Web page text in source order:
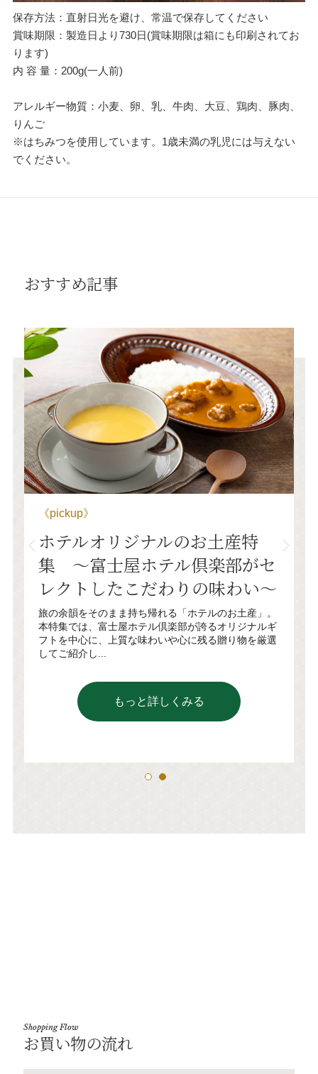
保存方法：直射日光を避け、常温で保存してください
賞味期限：製造日より730日(賞味期限は箱にも印刷されてお
ります)
内 容 量：200g(一人前)
アレルギー物質：小麦、卵、乳、牛肉、大豆、鶏肉、豚肉、
りんご
※はちみつを使用しています。1歳未満の乳児には与えない
でください。
おすすめ記事
特
がセ
い〜
お土産」。
リジナルギ
り物を厳選
《pickup》
ギフトにおすすめしたい富士
ホテルのカレーセット特集〜
正時代から受け継がれてきた
テルの味〜
大切な方への贈り物や、季節のご挨拶にカレーセッ
はいかがでしょうか。 富士屋ホテルのレトルトカレ
もっと詳しくみる
Shopping Flow
お買い物の流れ